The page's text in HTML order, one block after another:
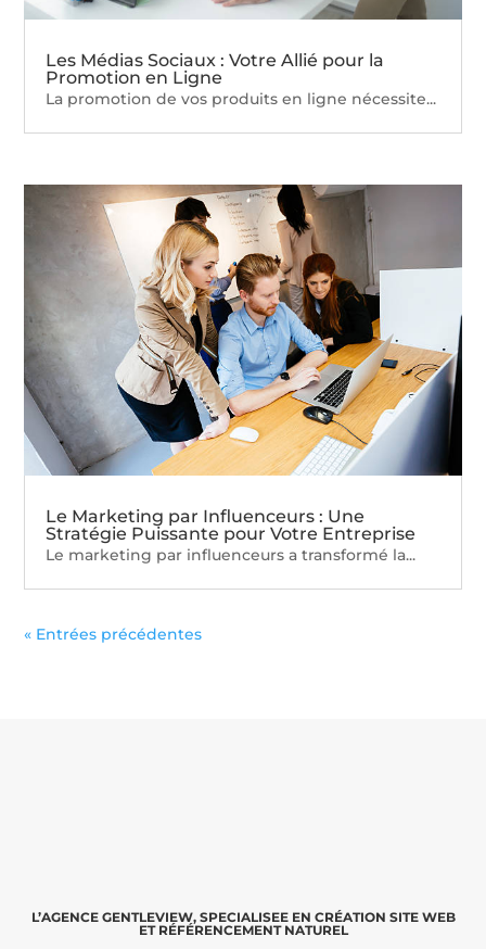
Les Médias Sociaux : Votre Allié pour la
Promotion en Ligne
La promotion de vos produits en ligne nécessite...
Le Marketing par Influenceurs : Une
Stratégie Puissante pour Votre Entreprise
Le marketing par influenceurs a transformé la...
« Entrées précédentes
L’AGENCE GENTLEVIEW, SPECIALISEE EN CRÉATION SITE WEB
ET RÉFÉRENCEMENT NATUREL